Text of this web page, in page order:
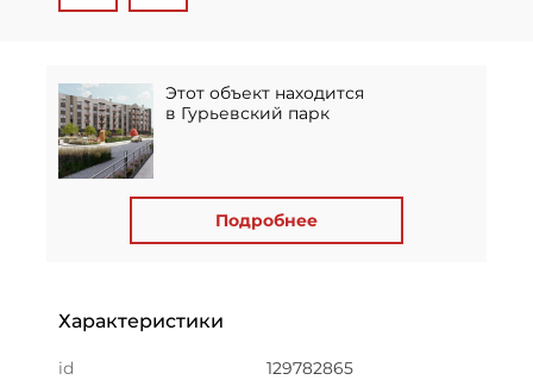
Этот объект находится
в Гурьевский парк
Подробнее
Характеристики
id 129782865